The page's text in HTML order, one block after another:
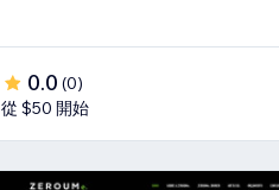
0.0 (0)
從 $50 開始